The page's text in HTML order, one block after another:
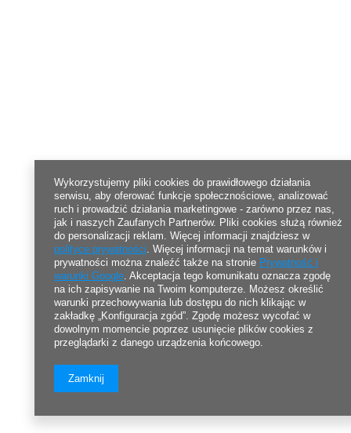
Wykorzystujemy pliki cookies do prawidłowego działania
serwisu, aby oferować funkcje społecznościowe, analizować
ruch i prowadzić działania marketingowe - zarówno przez nas,
jak i naszych Zaufanych Partnerów. Pliki cookies służą również
do personalizacji reklam. Więcej informacji znajdziesz w
polityce prywatności. Więcej informacji na temat warunków i
prywatności można znaleźć także na stronie Prywatność i
warunki Google. Akceptacja tego komunikatu oznacza zgodę
na ich zapisywanie na Twoim komputerze. Możesz określić
warunki przechowywania lub dostępu do nich klikając w
zakładkę „Konfiguracja zgód”. Zgodę możesz wycofać w
dowolnym momencie poprzez usunięcie plików cookies z
przeglądarki z danego urządzenia końcowego.
Zamknij